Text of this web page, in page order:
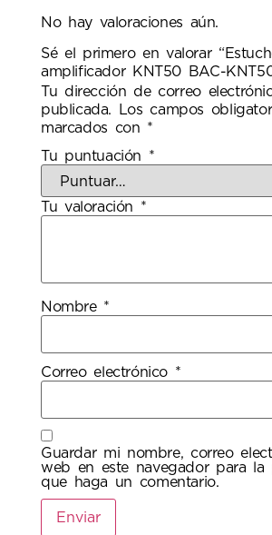
No hay valoraciones aún.
Sé el primero en valorar
amplificador KNT50 BAC-
Tu dirección de correo
publicada.
Los campos
marcados con *
Tu puntuación *
Tu valoración *
Nombre *
Correo electrónico *
Guardar mi nombre, correo
web en este navegador para la
que haga un comentario.